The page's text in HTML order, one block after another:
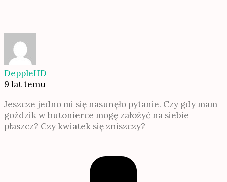
DeppleHD
9 lat temu
Jeszcze jedno mi się nasunęło pytanie. Czy gdy mam
goździk w butonierce mogę założyć na siebie
płaszcz? Czy kwiatek się zniszczy?